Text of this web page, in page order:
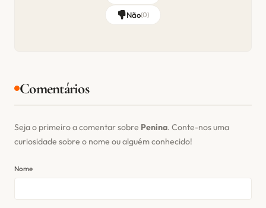
Não(0)
Comentários
Seja o primeiro a comentar sobre Penina. Conte-nos uma
curiosidade sobre o nome ou alguém conhecido!
Nome